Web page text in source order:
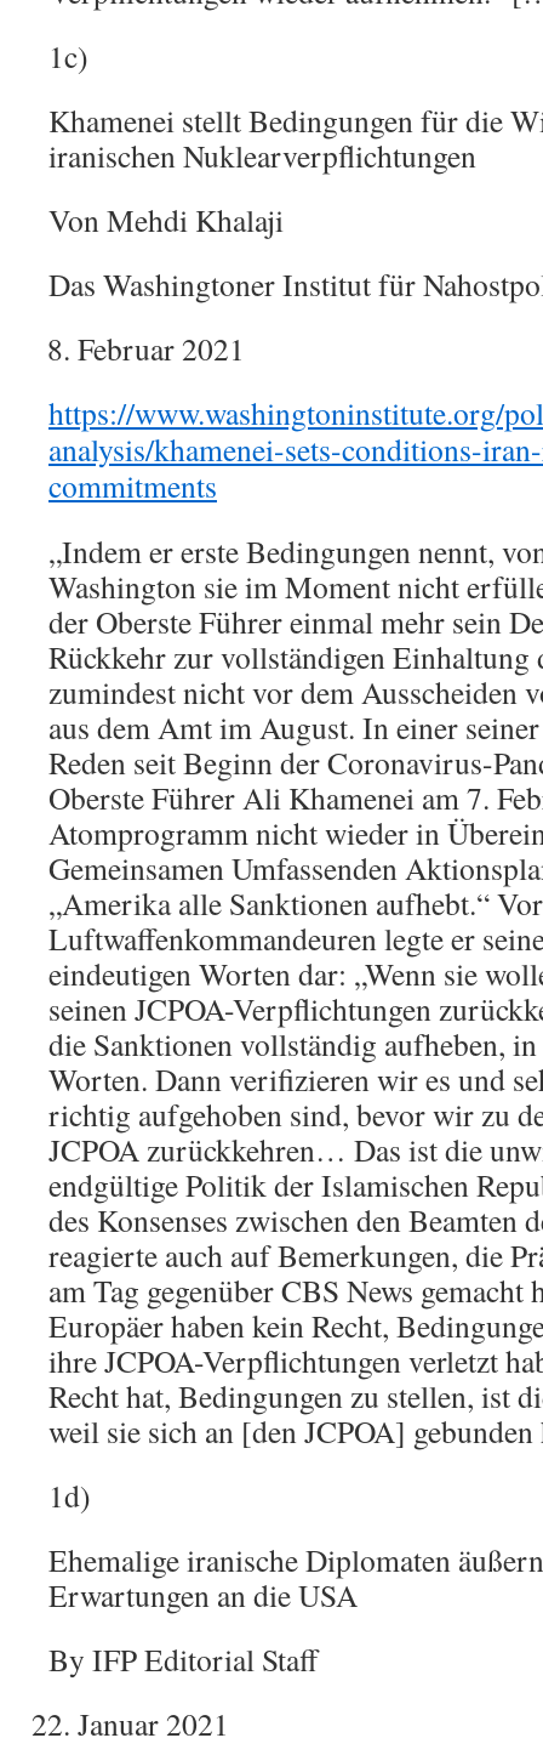
1c)
Khamenei stellt Bedingungen für die
iranischen Nuklearverpflichtungen
Von Mehdi Khalaji
Das Washingtoner Institut für
Februar 2021
https://www.washingtoninstitute.org/
analysis/khamenei-sets-conditions-
commitments
„Indem er erste Bedingungen nennt,
Washington sie im Moment nicht
der Oberste Führer einmal mehr sein
Rückkehr zur vollständigen Einhaltung
zumindest nicht vor dem Ausscheiden
aus dem Amt im August. In einer
Reden seit Beginn der Coronavirus-
Oberste Führer Ali Khamenei am 7.
Atomprogramm nicht wieder in
Gemeinsamen Umfassenden
„Amerika alle Sanktionen aufhebt.“
Luftwaffenkommandeuren legte er
eindeutigen Worten dar: „Wenn sie
seinen JCPOA-Verpflichtungen
die Sanktionen vollständig aufheben,
Worten. Dann verifizieren wir es und
richtig aufgehoben sind, bevor wir zu
JCPOA zurückkehren… Das ist die
endgültige Politik der Islamischen
des Konsenses zwischen den Beamten
reagierte auch auf Bemerkungen, die
am Tag gegenüber CBS News
Europäer haben kein Recht,
ihre JCPOA-Verpflichtungen verletzt
Recht hat, Bedingungen zu stellen, ist
weil sie sich an [den JCPOA]
1d)
Ehemalige iranische Diplomaten
Erwartungen an die USA
By IFP Editorial Staff
Januar 2021